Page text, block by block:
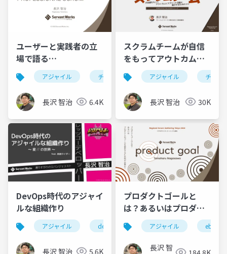
ユーザーと実践者の立
場で語る
PROFESSIONAL
SCRUMと日本でのアジ
ャイルの展望それから
アジャイルコーチ活用
のススメ
アジャイル チーム開発 agile
長沢 智治 6.4K
スクラムチームが自信
をもってアウトカムと
スプリント活動に集中
するためのコツ
アジャイル チーム
長沢 智治 30K
DevOps時代のアジャイ
ルな組織作り
アジャイル devops チーム開発 経験主義
長沢 智治 5.6K
プロダクトゴールと
は？あるいはプロダク
トのゴールを設定する
には何が必要か？
#RSGT2022
アジャイル ebm
長沢 智